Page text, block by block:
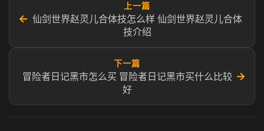
←
上一篇
仙剑世界赵灵儿合体技怎么样 仙剑世界赵灵儿合体
技介绍
下一篇
冒险者日记黑市怎么买 冒险者日记黑市买什么比较
好
→